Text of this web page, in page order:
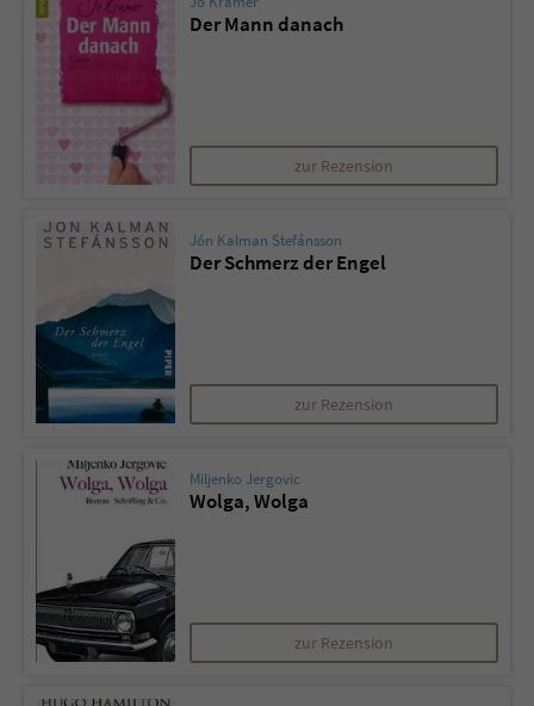
Der Mann danach
zur Rezension
Jón Kalman Stefánsson
Der Schmerz der Engel
zur Rezension
Miljenko Jergovic
Wolga, Wolga
zur Rezension